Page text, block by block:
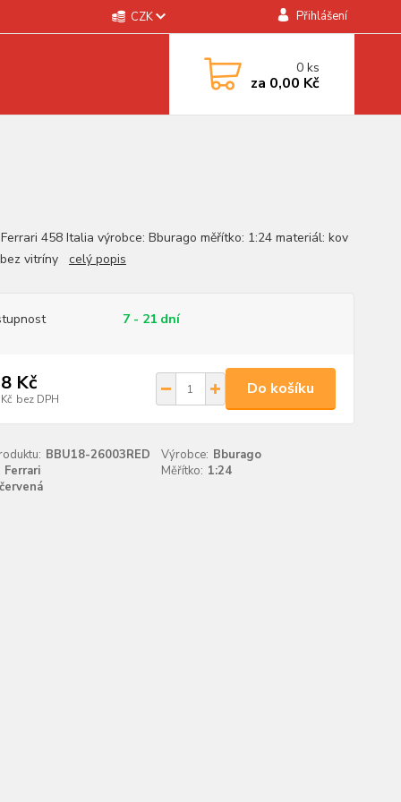
CZK Přihlášení
0ks
za 0,00 Kč
458 Italia výrobce: Bburago měřítko: 1:24 materiál: kov
vitríny celý popis
7 - 21 dní
Kč
bez DPH
Do košíku
BBU18-26003RED Výrobce: Bburago
Ferrari
Měřítko: 1:24